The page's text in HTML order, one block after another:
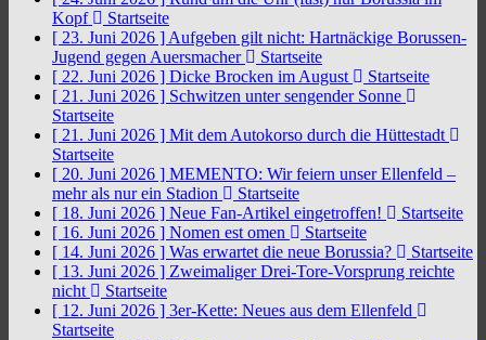
Kopf
Startseite
[ 23. Juni 2026 ] Aufgeben gilt nicht: Hartnäckige Borussen-
Jugend gegen Auersmacher
Startseite
[ 22. Juni 2026 ] Dicke Brocken im August
Startseite
[ 21. Juni 2026 ] Schwitzen unter sengender Sonne
Startseite
[ 21. Juni 2026 ] Mit dem Autokorso durch die Hüttestadt
Startseite
[ 20. Juni 2026 ] MEMENTO: Wir feiern unser Ellenfeld –
mehr als nur ein Stadion
Startseite
[ 18. Juni 2026 ] Neue Fan-Artikel eingetroffen!
Startseite
[ 16. Juni 2026 ] Nomen est omen
Startseite
[ 14. Juni 2026 ] Was erwartet die neue Borussia?
Startseite
[ 13. Juni 2026 ] Zweimaliger Drei-Tore-Vorsprung reichte
nicht
Startseite
[ 12. Juni 2026 ] 3er-Kette: Neues aus dem Ellenfeld
Startseite